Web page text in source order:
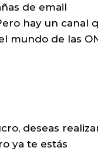
de email
hay un canal
mundo de las
deseas
ya te estás